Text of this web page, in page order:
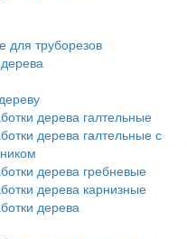
для труборезов
дерева галтельные
дерева галтельные с
дерева гребневые
дерева карнизные
дерева